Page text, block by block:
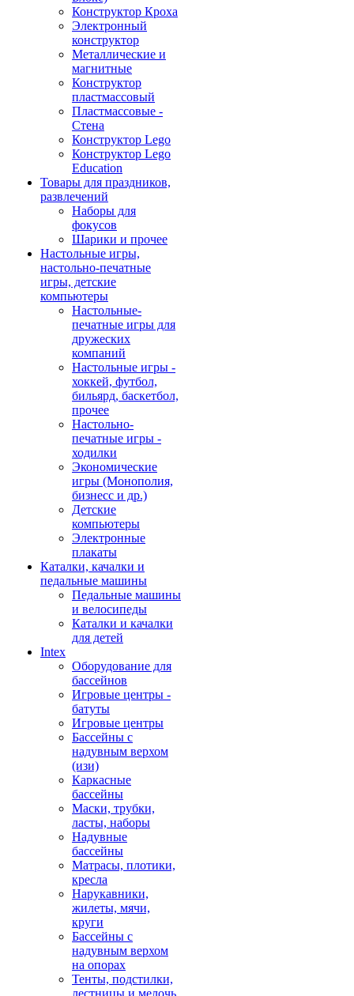
Конструктор Кроха
Электронный
конструктор
Металлические и
магнитные
Конструктор
пластмассовый
Пластмассовые -
Стена
Конструктор Lego
Конструктор Lego
Education
Товары для праздников,
развлечений
Наборы для
фокусов
Шарики и прочее
Настольные игры,
настольно-печатные
игры, детские
компьютеры
Настольные-
печатные игры для
дружеских
компаний
Настольные игры -
хоккей, футбол,
бильярд, баскетбол,
прочее
Настольно-
печатные игры -
ходилки
Экономические
игры (Монополия,
бизнесс и др.)
Детские
компьютеры
Электронные
плакаты
Каталки, качалки и
педальные машины
Педальные машины
и велосипеды
Каталки и качалки
для детей
Intex
Оборудование для
бассейнов
Игровые центры -
батуты
Игровые центры
Бассейны с
надувным верхом
(изи)
Каркасные
бассейны
Маски, трубки,
ласты, наборы
Надувные
бассейны
Матрасы, плотики,
кресла
Нарукавники,
жилеты, мячи,
круги
Бассейны с
надувным верхом
на опорах
Тенты, подстилки,
лестницы и мелочь